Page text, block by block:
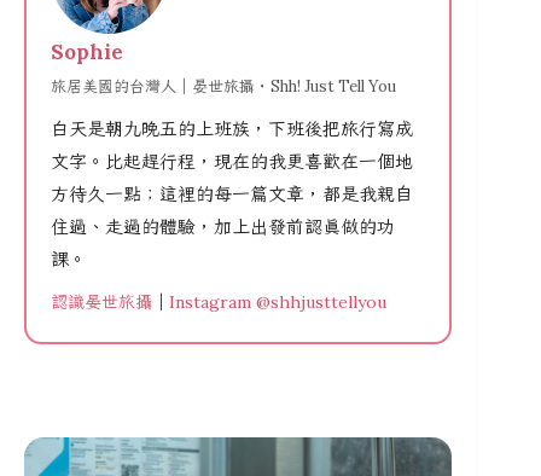
Sophie
旅居美國的台灣人｜晏世旅攝・Shh! Just Tell You
白天是朝九晚五的上班族，下班後把旅行寫成
文字。比起趕行程，現在的我更喜歡在一個地
方待久一點；這裡的每一篇文章，都是我親自
住過、走過的體驗，加上出發前認真做的功
課。
認識晏世旅攝 Instagram @shhjusttellyou